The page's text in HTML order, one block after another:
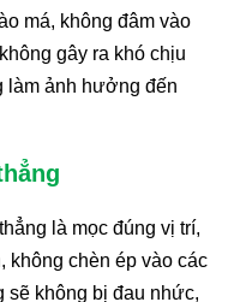
má, không đâm vào
gây ra khó chịu
làm ảnh hưởng đến
là mọc đúng vị trí,
chèn ép vào các
sẽ không bị đau nhức,